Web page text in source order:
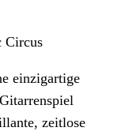
Circus
einzigartige
zeitlose